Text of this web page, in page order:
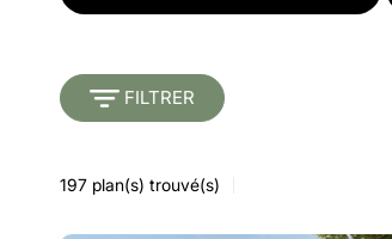
FILTRER
197 plan(s) trouvé(s)